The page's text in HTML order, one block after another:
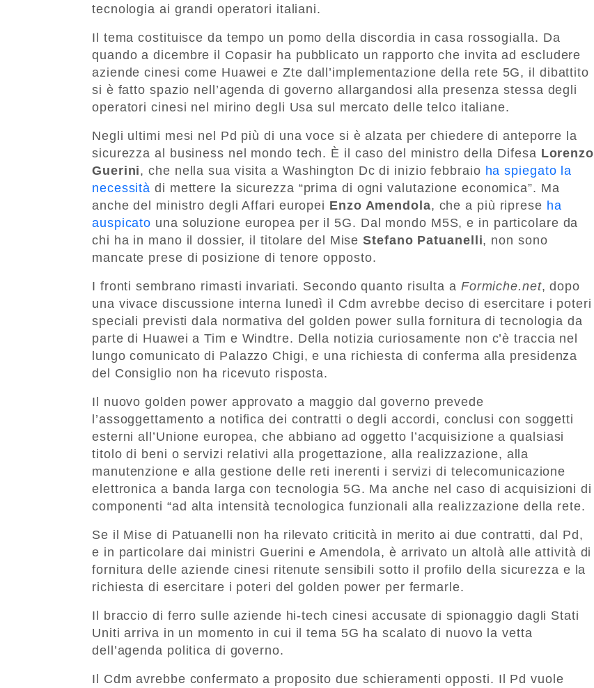
tecnologia ai grandi operatori italiani.
Il tema costituisce da tempo un pomo della discordia in casa rossogialla. Da
quando a dicembre il Copasir ha pubblicato un rapporto che invita ad escludere
aziende cinesi come Huawei e Zte dall’implementazione della rete 5G, il dibattito
si è fatto spazio nell’agenda di governo allargandosi alla presenza stessa degli
operatori cinesi nel mirino degli Usa sul mercato delle telco italiane.
Negli ultimi mesi nel Pd più di una voce si è alzata per chiedere di anteporre la
sicurezza al business nel mondo tech. È il caso del ministro della Difesa Lorenzo
Guerini, che nella sua visita a Washington Dc di inizio febbraio ha spiegato la
necessità di mettere la sicurezza “prima di ogni valutazione economica”. Ma
anche del ministro degli Affari europei Enzo Amendola, che a più riprese ha
auspicato una soluzione europea per il 5G. Dal mondo M5S, e in particolare da
chi ha in mano il dossier, il titolare del MiseStefano Patuanelli, non sono
mancate prese di posizione di tenore opposto.
I fronti sembrano rimasti invariati. Secondo quanto risulta a Formiche.net, dopo
una vivace discussione interna lunedì il Cdm avrebbe deciso di esercitare i poteri
speciali previsti dala normativa del golden power sulla fornitura di tecnologia da
parte di Huawei a Tim e Windtre. Della notizia curiosamente non c’è traccia nel
lungo comunicato di Palazzo Chigi, e una richiesta di conferma alla presidenza
del Consiglio non ha ricevuto risposta.
Il nuovo golden power approvato a maggio dal governo prevede
l’assoggettamento a notifica dei contratti o degli accordi, conclusi con soggetti
esterni all’Unione europea, che abbiano ad oggetto l’acquisizione a qualsiasi
titolo di beni o servizi relativi alla progettazione, alla realizzazione, alla
manutenzione e alla gestione delle reti inerenti i servizi di telecomunicazione
elettronica a banda larga con tecnologia 5G. Ma anche nel caso di acquisizioni di
componenti “ad alta intensità tecnologica funzionali alla realizzazione della rete.
Se il Mise di Patuanelli non ha rilevato criticità in merito ai due contratti, dal Pd,
e in particolare dai ministri Guerini e Amendola, è arrivato un altolà alle attività di
fornitura delle aziende cinesi ritenute sensibili sotto il profilo della sicurezza e la
richiesta di esercitare i poteri del golden power per fermarle.
Il braccio di ferro sulle aziende hi-tech cinesi accusate di spionaggio dagli Stati
Uniti arriva in un momento in cui il tema 5G ha scalato di nuovo la vetta
dell’agenda politica di governo.
Il Cdm avrebbe confermato a proposito due schieramenti opposti. Il Pd vuole